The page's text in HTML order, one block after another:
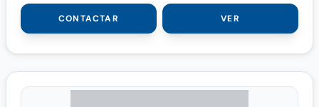
CONTACTAR VER